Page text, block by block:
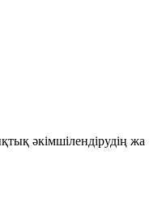
әкімшілендірудің жа